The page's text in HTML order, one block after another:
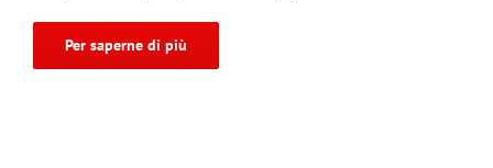
Per saperne di più